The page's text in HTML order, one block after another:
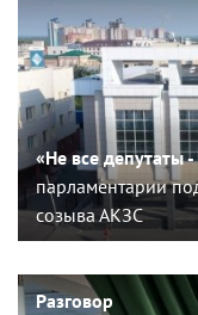
«Не все депутаты
парламентарии
созыва АКЗС
Разговор